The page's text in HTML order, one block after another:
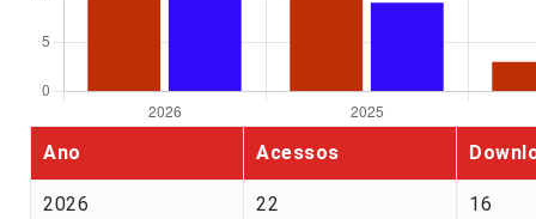
Ano Acessos
2026 22 16